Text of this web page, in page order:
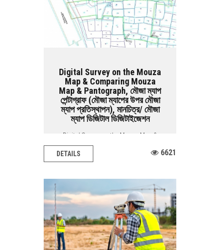
Digital Survey on the Mouza
Map & Comparing Mouza
Map & Pantograph, মৌজা ম্যাপ
পেন্টাগ্রাফ (মৌজা ম্যাপের উপর মৌজা
ম্যাপ প্রতিস্থাপন), মানচিত্র/ মৌজা
ম্যাপ ডিজিটাল ডিজিটাইজেশন
Digital Survey on the Mouza Map &
Comparing Mouza Map & Pantograph
DETAILS 6621